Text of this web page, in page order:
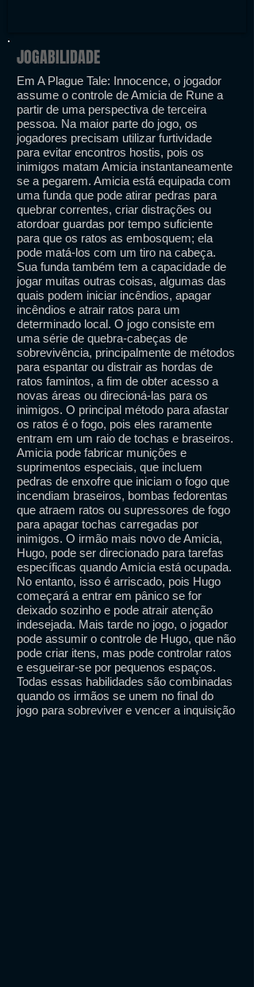
JOGABILIDADE
Em A Plague Tale: Innocence, o jogador
assume o controle de Amicia de Rune a
partir de uma perspectiva de terceira
pessoa. Na maior parte do jogo, os
jogadores precisam utilizar furtividade
para evitar encontros hostis, pois os
inimigos matam Amicia instantaneamente
se a pegarem. Amicia está equipada com
uma funda que pode atirar pedras para
quebrar correntes, criar distrações ou
atordoar guardas por tempo suficiente
para que os ratos as embosquem; ela
pode matá-los com um tiro na cabeça.
Sua funda também tem a capacidade de
jogar muitas outras coisas, algumas das
quais podem iniciar incêndios, apagar
incêndios e atrair ratos para um
determinado local. O jogo consiste em
uma série de quebra-cabeças de
sobrevivência, principalmente de métodos
para espantar ou distrair as hordas de
ratos famintos, a fim de obter acesso a
novas áreas ou direcioná-las para os
inimigos. O principal método para afastar
os ratos é o fogo, pois eles raramente
entram em um raio de tochas e braseiros.
Amicia pode fabricar munições e
suprimentos especiais, que incluem
pedras de enxofre que iniciam o fogo que
incendiam braseiros, bombas fedorentas
que atraem ratos ou supressores de fogo
para apagar tochas carregadas por
inimigos. O irmão mais novo de Amicia,
Hugo, pode ser direcionado para tarefas
específicas quando Amicia está ocupada.
No entanto, isso é arriscado, pois Hugo
começará a entrar em pânico se for
deixado sozinho e pode atrair atenção
indesejada. Mais tarde no jogo, o jogador
pode assumir o controle de Hugo, que não
pode criar itens, mas pode controlar ratos
e esgueirar-se por pequenos espaços.
Todas essas habilidades são combinadas
quando os irmãos se unem no final do
jogo para sobreviver e vencer a inquisição